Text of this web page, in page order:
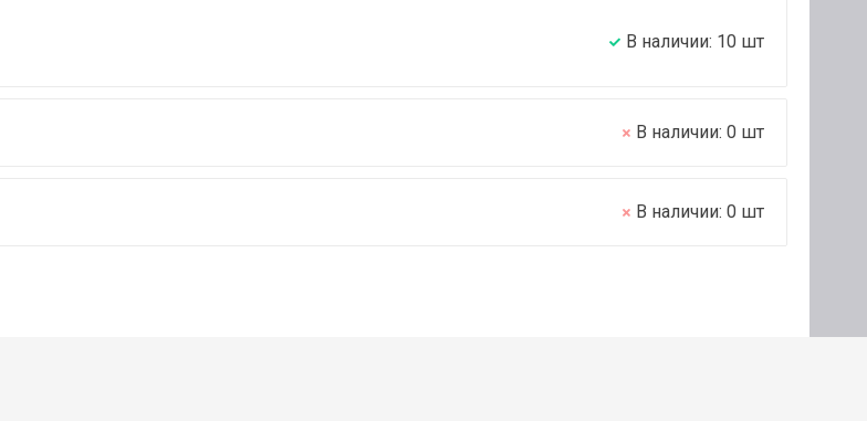
В наличии: 10 шт
В наличии: 0 шт
В наличии: 0 шт